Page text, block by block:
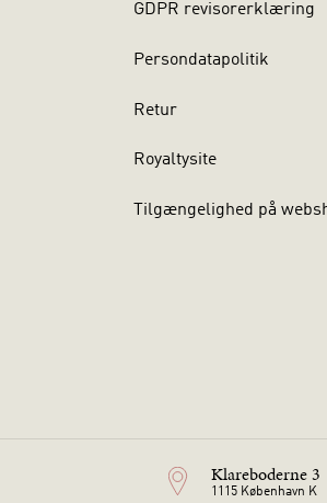
GDPR revisorerklæring
Persondatapolitik
Retur
Royaltysite
Tilgængelighed på
Klareboderne 3
1115 København K